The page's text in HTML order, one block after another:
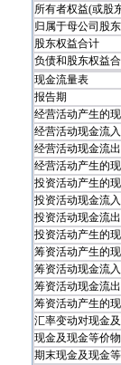
所有者权益(或股
归属于母公司股
股东权益合计
负债和股东权益
现金流量表
报告期
经营活动产生的
经营活动现金流
经营活动现金流
经营活动产生的
投资活动产生的
投资活动现金流
投资活动现金流
投资活动产生的
筹资活动产生的
筹资活动现金流
筹资活动现金流
筹资活动产生的
汇率变动对现金
现金及现金等价
期末现金及现金